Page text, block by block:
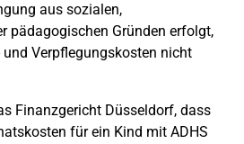
aus sozialen,
pädagogischen Gründen erfolgt,
Verpflegungskosten nicht
Finanzgericht Düsseldorf, dass
für ein Kind mit ADHS